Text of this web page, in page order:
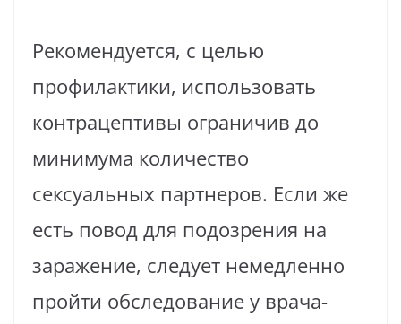
Рекомендуется, с целью
профилактики, использовать
контрацептивы ограничив до
минимума количество
сексуальных партнеров. Если же
есть повод для подозрения на
заражение, следует немедленно
пройти обследование у врача-